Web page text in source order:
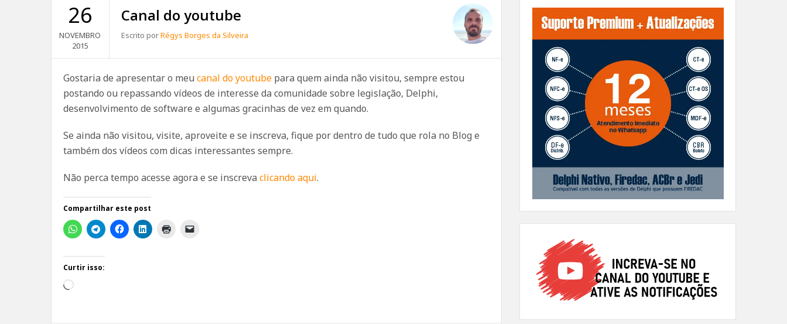
26
NOVEMBRO
2015
Canal do youtube
Escrito porRégys Borges da Silveira
Gostaria de apresentar o meu canal do youtube para quem ainda não visitou, sempre estou
postando ou repassando vídeos de interesse da comunidade sobre legislação, Delphi,
desenvolvimento de software e algumas gracinhas de vez em quando.
Se ainda não visitou, visite, aproveite e se inscreva, fique por dentro de tudo que rola no Blog e
também dos vídeos com dicas interessantes sempre.
Não perca tempo acesse agora e se inscreva clicando aqui.
Compartilhar este post
Curtir isso:
Carregando...